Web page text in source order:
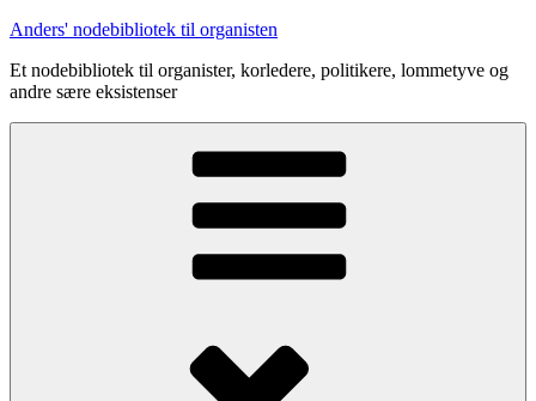
Videre
indhold
Anders' nodebibliotek til organisten
Et nodebibliotek til organister, korledere, politikere, lommetyve og
andre sære eksistenser